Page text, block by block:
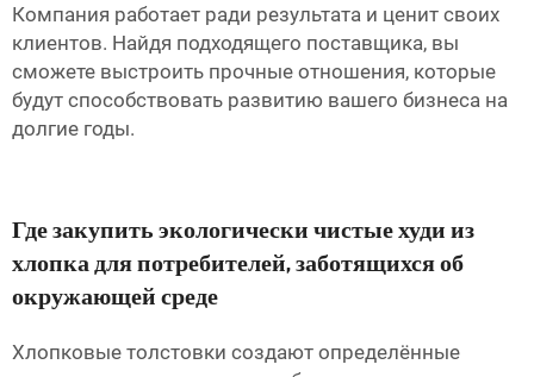
Компания работает ради результата и ценит своих
клиентов. Найдя подходящего поставщика, вы
сможете выстроить прочные отношения, которые
будут способствовать развитию вашего бизнеса на
долгие годы.
Где закупить экологически чистые худи из
хлопка для потребителей, заботящихся об
окружающей среде
Хлопковые толстовки создают определённые